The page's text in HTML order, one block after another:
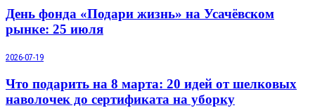
День фонда «Подари жизнь» на Усачёвском
рынке: 25 июля
2026-07-19
Что подарить на 8 марта: 20 идей от шелковых
наволочек до сертификата на уборку